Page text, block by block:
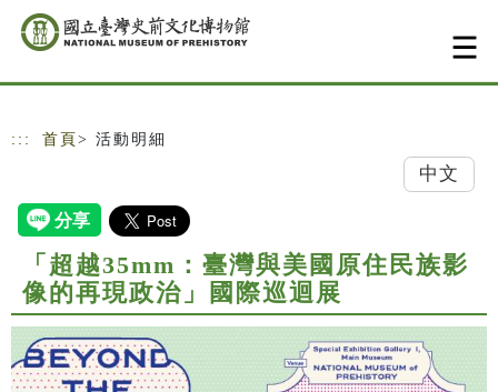
跳到主要內容
網站導覽
::: 首頁 > 活動明細
中文
「超越35mm：臺灣與美國原住民族影
像的再現政治」國際巡迴展